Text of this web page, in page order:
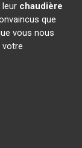
chaudière
que
vous nous
votre